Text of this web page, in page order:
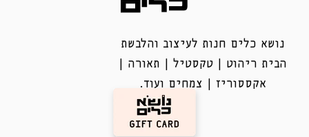
נושא כלים חנות לעיצוב והלבשת
הבית ריהוט | טקסטיל | תאורה |
אקססוריז | צמחים ועוד.